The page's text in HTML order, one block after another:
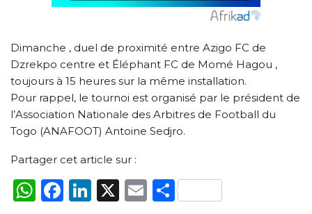
Dimanche , duel de proximité entre Azigo FC de
Dzrekpo centre et Éléphant FC de Momé Hagou ,
toujours à 15 heures sur la même installation.
Pour rappel, le tournoi est organisé par le président de
l’Association Nationale des Arbitres de Football du
Togo (ANAFOOT) Antoine Sedjro.
Partager cet article sur :
WhatsApp
Facebook
LinkedIn
X EmailPartager